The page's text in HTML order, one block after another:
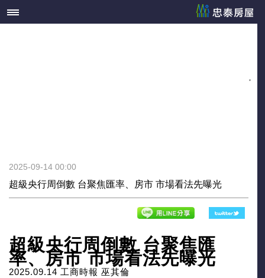
超級央行周倒數 台聚焦匯率、房市 市場看法先曝光
2025-09-14 00:00
超級央行周倒數 台聚焦匯
率、房市 市場看法先曝光
2025.09.14 工商時報 巫其倫